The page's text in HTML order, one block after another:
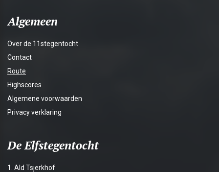
Algemeen
Over de 11stegentocht
Contact
Route
Highscores
Algemene voorwaarden
Privacy verklaring
De Elfstegentocht
1. Ald Tsjerkhof